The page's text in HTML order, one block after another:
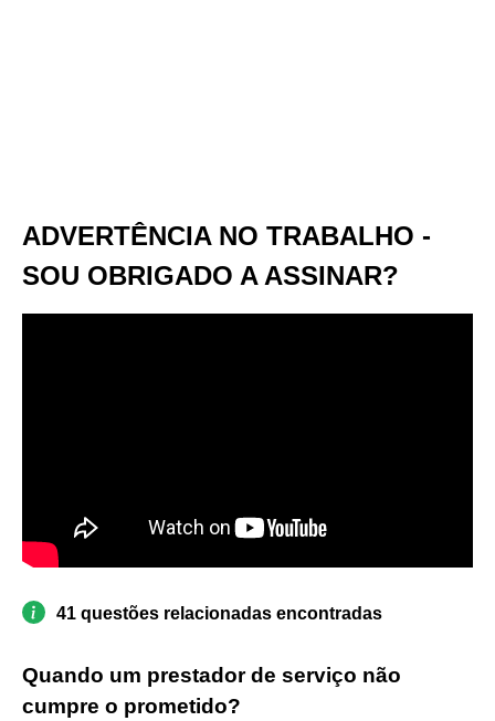
ADVERTÊNCIA NO TRABALHO -
SOU OBRIGADO A ASSINAR?
41 questões relacionadas encontradas
Quando um prestador de serviço não
cumpre o prometido?